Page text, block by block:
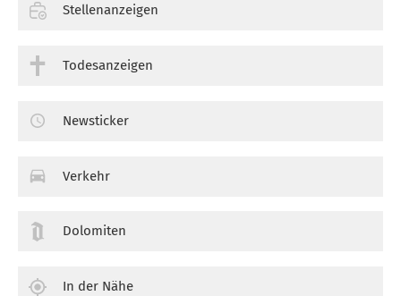
Stellenanzeigen
Todesanzeigen
Newsticker
Verkehr
Dolomiten
In der Nähe